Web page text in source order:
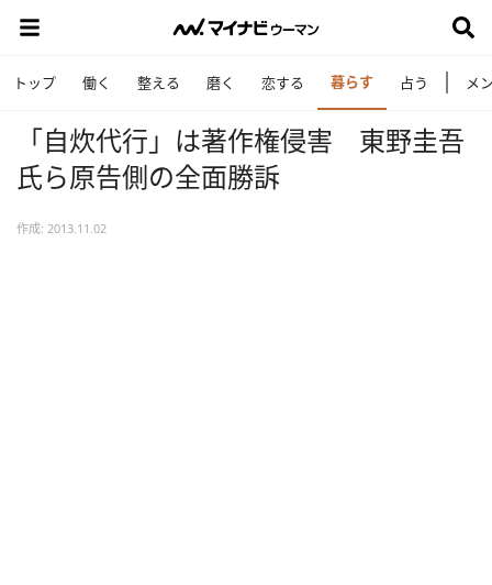
トップ 働く 整える 磨く 恋する 暮らす 占う メ
「自炊代行」は著作権侵害 東野圭吾
氏ら原告側の全面勝訴
作成: 2013.11.02